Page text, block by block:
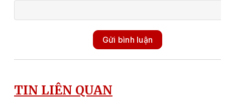
Gửi bình luận
TIN LIÊN QUAN